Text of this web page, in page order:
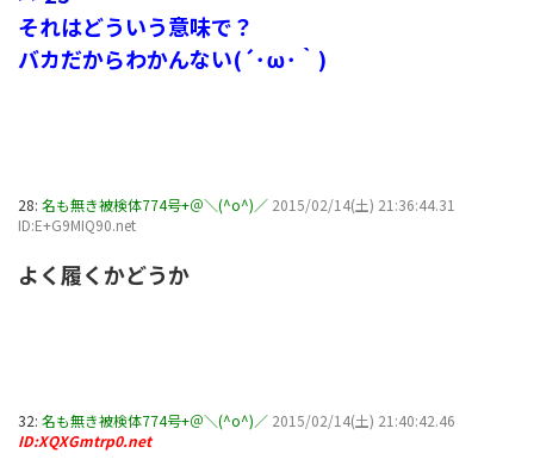
それはどういう意味で？
バカだからわかんない(´･ω･｀)
28: 名も無き被検体774号+＠＼(^o^)／ 2015/02/14(土) 21:36:44.31
ID:E+G9MIQ90.net
よく履くかどうか
32: 名も無き被検体774号+＠＼(^o^)／ 2015/02/14(土) 21:40:42.46
ID:XQXGmtrp0.net